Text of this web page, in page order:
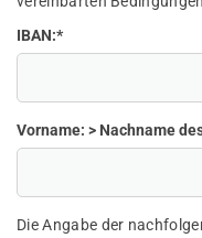
IBAN:*
Vorname: > Nachname
Die Angabe der